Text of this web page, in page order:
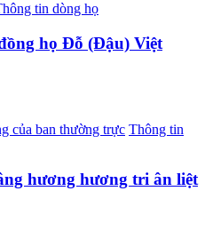
tin dòng họ
họ Đỗ (Đậu) Việt
của ban thường trực Thông tin
hương hương tri ân liệt